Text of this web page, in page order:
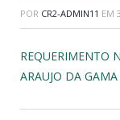
POR CR2-ADMIN11 EM
REQUERIMENTO
ARAUJO DA